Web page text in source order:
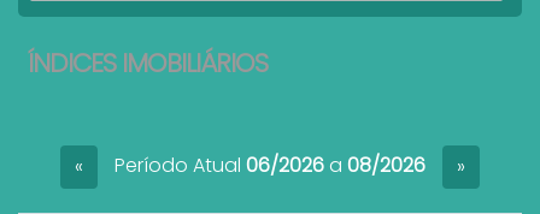
ÍNDICES IMOBILIÁRIOS
« Período Atual 06/2026a 08/2026 »